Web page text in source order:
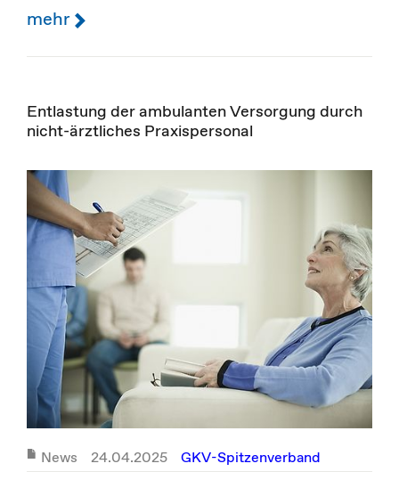
mehr
Entlastung der ambulanten Versorgung durch
nicht-ärztliches Praxispersonal
News 24.04.2025 GKV-Spitzenverband